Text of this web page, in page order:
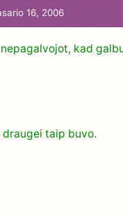
16, 2006
kad
draugei taip buvo.